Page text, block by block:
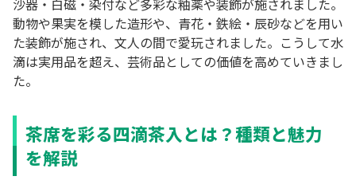
沙器・白磁・染付など多彩な釉薬や装飾が施されました。
動物や果実を模した造形や、青花・鉄絵・辰砂などを用い
た装飾が施され、文人の間で愛玩されました。こうして水
滴は実用品を超え、芸術品としての価値を高めていきまし
た。
茶席を彩る四滴茶入とは？種類と魅力
を解説